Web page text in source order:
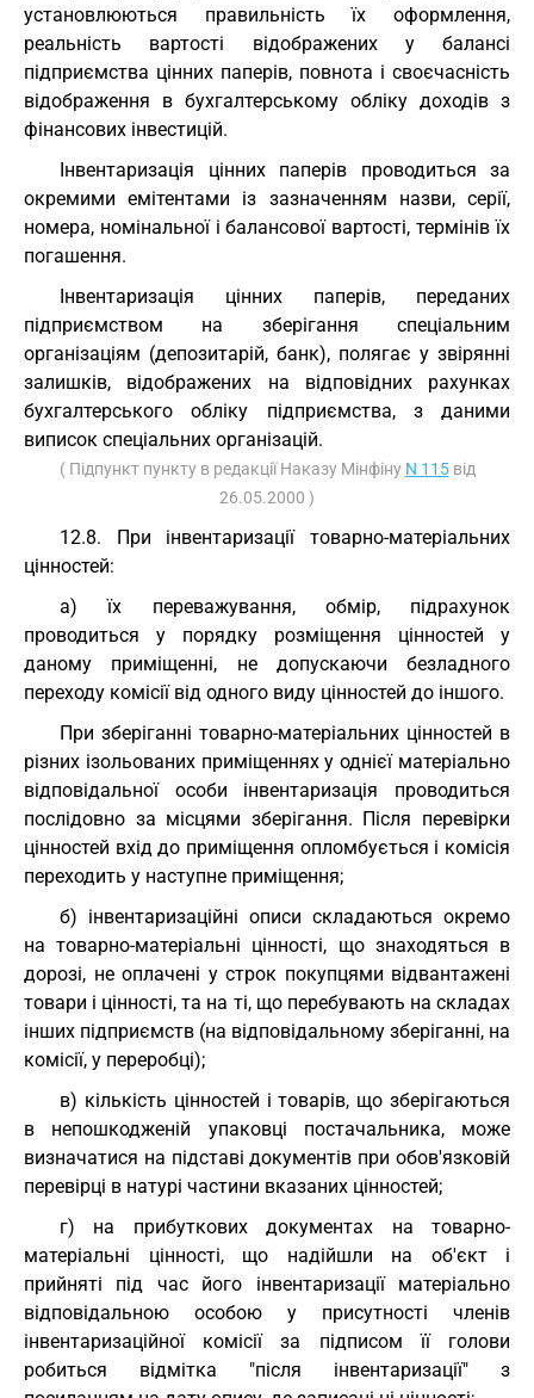
установлюються правильність їх оформлення,
реальність вартості відображених у балансі
підприємства цінних паперів, повнота і своєчасність
відображення в бухгалтерському обліку доходів з
фінансових інвестицій.
Інвентаризація цінних паперів проводиться за
окремими емітентами із зазначенням назви, серії,
номера, номінальної і балансової вартості, термінів їх
погашення.
Інвентаризація цінних паперів, переданих
підприємством на зберігання спеціальним
організаціям (депозитарій, банк), полягає у звірянні
залишків, відображених на відповідних рахунках
бухгалтерського обліку підприємства, з даними
виписок спеціальних організацій.
( Підпункт пункту в редакції Наказу Мінфіну N 115від
26.05.2000 )
12.8. При інвентаризації товарно-матеріальних
цінностей:
а) їх переважування, обмір, підрахунок
проводиться у порядку розміщення цінностей у
даному приміщенні, не допускаючи безладного
переходу комісії від одного виду цінностей до іншого.
При зберіганні товарно-матеріальних цінностей в
різних ізольованих приміщеннях у однієї матеріально
відповідальної особи інвентаризація проводиться
послідовно за місцями зберігання. Після перевірки
цінностей вхід до приміщення опломбується і комісія
переходить у наступне приміщення;
б) інвентаризаційні описи складаються окремо
на товарно-матеріальні цінності, що знаходяться в
дорозі, не оплачені у строк покупцями відвантажені
товари і цінності, та на ті, що перебувають на складах
інших підприємств (на відповідальному зберіганні, на
комісії, у переробці);
в) кількість цінностей і товарів, що зберігаються
в непошкодженій упаковці постачальника, може
визначатися на підставі документів при обов'язковій
перевірці в натурі частини вказаних цінностей;
г) на прибуткових документах на товарно-
матеріальні цінності, що надійшли на об'єкт і
прийняті під час його інвентаризації матеріально
відповідальною особою у присутності членів
інвентаризаційної комісії за підписом її голови
робиться відмітка "після інвентаризації" з